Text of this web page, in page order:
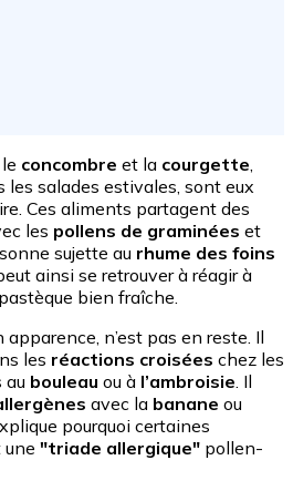
, le concombre et la courgette
salades estivales, sont eux
Ces aliments partagent des
les pollens de graminées et
sujette au rhume des foins
ainsi se retrouver à réagir à
bien fraîche.
apparence, n’est pas en reste. Il
les réactions croisées chez les
au bouleau ou à l’ambroisie . Il
avec la banane ou
pourquoi certaines
"triade allergique" pollen-